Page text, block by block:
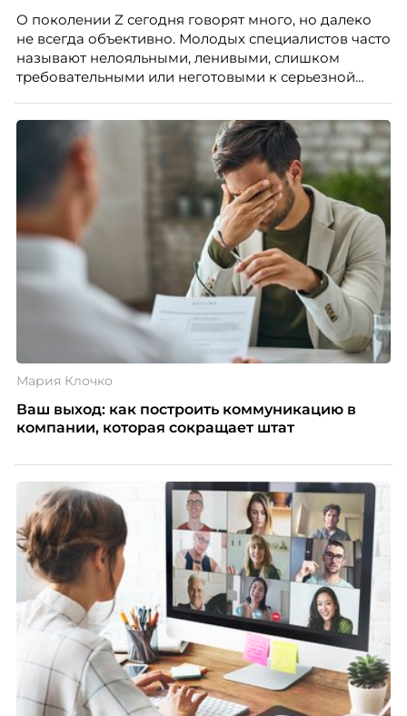
О поколении Z сегодня говорят много, но далеко
не всегда объективно. Молодых специалистов часто
называют нелояльными, ленивыми, слишком
требовательными или неготовыми к серьезной
кадровых ошибок. В этой статье Марина Ускова,
руководитель отдела подбора персонала
рекрутинговой компании, разбирает самые
распространенные мифы о зумерах и объясняет,
почему устаревшие представления мешают
бизнесу находить и удерживать сильных
сотрудников.
Мария Клочко
Ваш выход: как построить коммуникацию в
компании, которая сокращает штат